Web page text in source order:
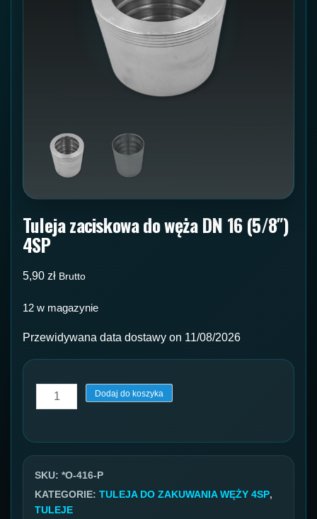
Tuleja zaciskowa do węża DN 16 (5/8″)
4SP
5,90 zł Brutto
12 w magazynie
Przewidywana data dostawy on 11/08/2026
ilość
Tuleja
węża
DN
16
Dodaj do koszyka
SKU: *O-416-P
KATEGORIE: TULEJA DO ZAKUWANIA WĘŻY 4SP,
TULEJE